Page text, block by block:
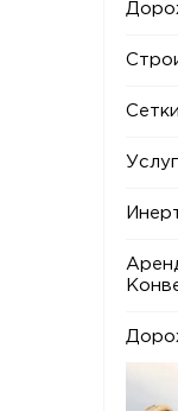
Сетки